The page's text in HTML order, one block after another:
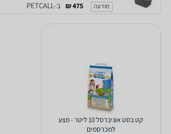
מודעה 475 ₪ ב-PETCALL
קט בסט אוניברסל 10 ליטר - מצע
למכרסמים